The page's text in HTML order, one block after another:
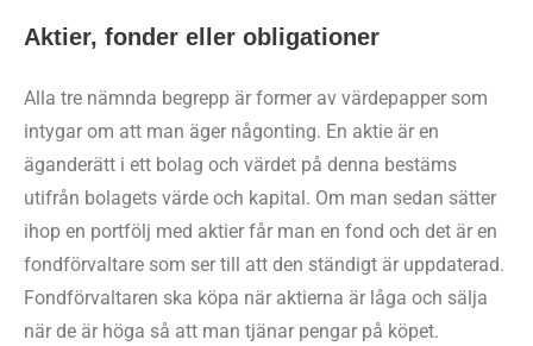
Aktier, fonder eller obligationer
Alla tre nämnda begrepp är former av värdepapper som
intygar om att man äger någonting. En aktie är en
äganderätt i ett bolag och värdet på denna bestäms
utifrån bolagets värde och kapital. Om man sedan sätter
ihop en portfölj med aktier får man en fond och det är en
fondförvaltare som ser till att den ständigt är uppdaterad.
Fondförvaltaren ska köpa när aktierna är låga och sälja
när de är höga så att man tjänar pengar på köpet.